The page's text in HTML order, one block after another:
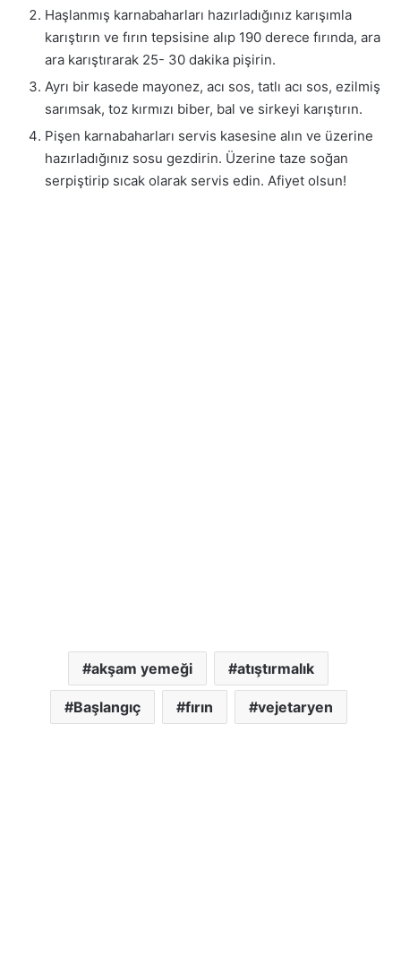
Haşlanmış karnabaharları hazırladığınız karışımla
karıştırın ve fırın tepsisine alıp 190 derece fırında, ara
ara karıştırarak 25- 30 dakika pişirin.
Ayrı bir kasede mayonez, acı sos, tatlı acı sos, ezilmiş
sarımsak, toz kırmızı biber, bal ve sirkeyi karıştırın.
Pişen karnabaharları servis kasesine alın ve üzerine
hazırladığınız sosu gezdirin. Üzerine taze soğan
serpiştirip sıcak olarak servis edin. Afiyet olsun!
akşam yemeği atıştırmalık
Başlangıç fırın vejetaryen